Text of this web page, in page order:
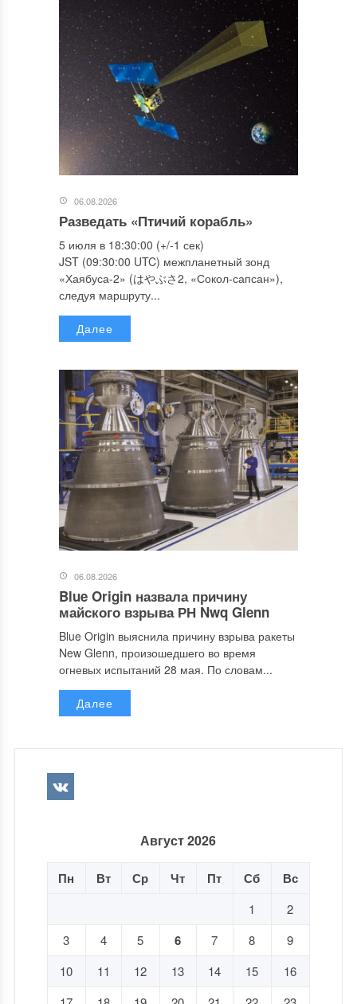
06.08.2026
Разведать «Птичий корабль»
5 июля в 18:30:00 (+/-1 сек)
JST (09:30:00 UTC) межпланетный зонд
«Хаябуса-2» (はやぶさ2, «Сокол-сапсан»),
следуя маршруту...
Далее
06.08.2026
Blue Origin назвала причину
майского взрыва РН Nwq Glenn
Blue Origin выяснила причину взрыва ракеты
New Glenn, произошедшего во время
огневых испытаний 28 мая. По словам...
Далее
Август 2026
Пн Вт Ср Чт Пт Сб Вс
1
2
3
4 5 6 7 8
9
10
11 12 13 14 15
16